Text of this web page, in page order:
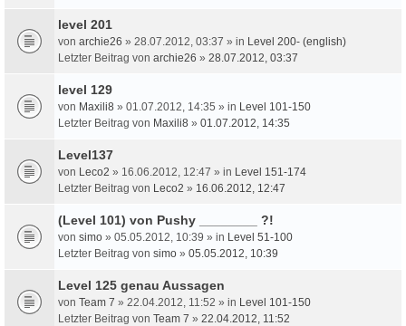
level 201
von archie26 » 28.07.2012, 03:37 » in Level 200- (english)
Letzter Beitrag von archie26 » 28.07.2012, 03:37
level 129
von Maxili8 » 01.07.2012, 14:35 » in Level 101-150
Letzter Beitrag von Maxili8 » 01.07.2012, 14:35
Level137
von Leco2 » 16.06.2012, 12:47 » in Level 151-174
Letzter Beitrag von Leco2 » 16.06.2012, 12:47
(Level 101) von Pushy ________ ?!
von simo » 05.05.2012, 10:39 » in Level 51-100
Letzter Beitrag von simo » 05.05.2012, 10:39
Level 125 genau Aussagen
von Team 7 » 22.04.2012, 11:52 » in Level 101-150
Letzter Beitrag von Team 7 » 22.04.2012, 11:52